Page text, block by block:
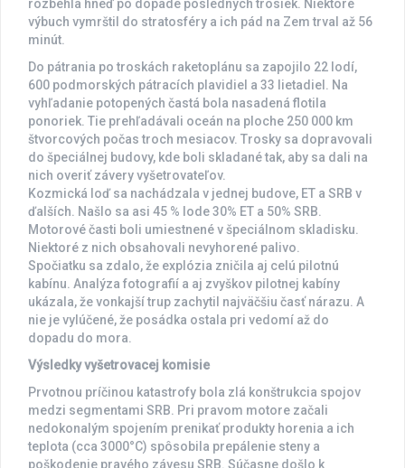
rozbehla hneď po dopade posledných trosiek. Niektoré
výbuch vymrštil do stratosféry a ich pád na Zem trval až 56
minút.
Do pátrania po troskách raketoplánu sa zapojilo 22 lodí,
600 podmorských pátracích plavidiel a 33 lietadiel. Na
vyhľadanie potopených častá bola nasadená flotila
ponoriek. Tie prehľadávali oceán na ploche 250 000 km
štvorcových počas troch mesiacov. Trosky sa dopravovali
do špeciálnej budovy, kde boli skladané tak, aby sa dali na
nich overiť závery vyšetrovateľov.
Kozmická loď sa nachádzala v jednej budove, ET a SRB v
ďalších. Našlo sa asi 45 % lode 30% ET a 50% SRB.
Motorové časti boli umiestnené v špeciálnom skladisku.
Niektoré z nich obsahovali nevyhorené palivo.
Spočiatku sa zdalo, že explózia zničila aj celú pilotnú
kabínu. Analýza fotografií a aj zvyškov pilotnej kabíny
ukázala, že vonkajší trup zachytil najväčšiu časť nárazu. A
nie je vylúčené, že posádka ostala pri vedomí až do
dopadu do mora.
Výsledky vyšetrovacej komisie
Prvotnou príčinou katastrofy bola zlá konštrukcia spojov
medzi segmentami SRB. Pri pravom motore začali
nedokonalým spojením prenikať produkty horenia a ich
teplota (cca 3000°C) spôsobila prepálenie steny a
poškodenie pravého závesu SRB. Súčasne došlo k